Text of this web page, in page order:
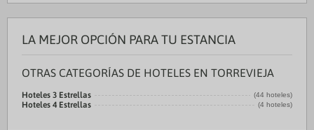
LA MEJOR OPCIÓN PARA TU ESTANCIA
OTRAS CATEGORÍAS DE HOTELES EN TORREVIEJA
Hoteles 3 Estrellas (44 hoteles)
Hoteles 4 Estrellas (4 hoteles)